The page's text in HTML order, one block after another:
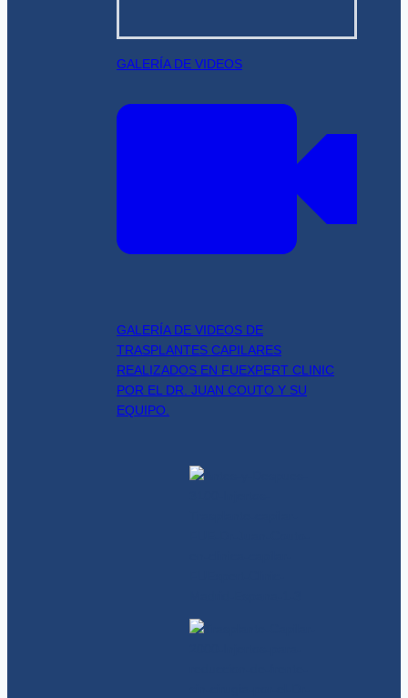
GALERÍA DE VIDEOS
GALERÍA DE VIDEOS DE
TRASPLANTES CAPILARES
REALIZADOS EN FUEXPERT CLINIC
POR EL DR. JUAN COUTO Y SU
EQUIPO.